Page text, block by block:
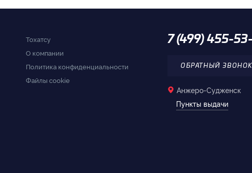
Тохатсу
О компании
Политика конфиденциальности
Файлы cookie
7 (499) 455-
ОБРАТНЫЙ ЗВОНОК
Анжеро-Судженск
Пункты выдачи